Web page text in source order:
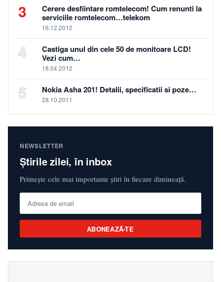
3
Cerere desfiintare romtelecom! Cum renunti la
serviciile romtelecom…telekom
16.12.2012
4
Castiga unul din cele 50 de monitoare LCD!
Vezi cum…
18.04.2012
5 Nokia Asha 201! Detalii, specificatii si poze…
28.10.2011
NEWSLETTER
Știrile zilei, în inbox
Primește cele mai importante știri în fiecare dimineață.
ABONEAZĂ-TE